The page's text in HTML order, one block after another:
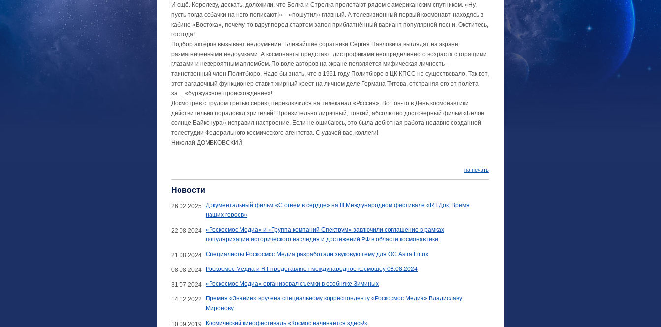
И ещё. Королёву, дескать, доложили, что Белка и Стрелка пролетают рядом с американским спутником. «Ну,
пусть тогда собачки на него пописают!» – «пошутил» главный. А телевизионный первый космонавт, находясь в
кабине «Востока», почему-то вдруг перед стартом запел приблатнённый вариант популярной песни. Окститесь,
господа!
Подбор актёров вызывает недоумение. Ближайшие соратники Сергея Павловича выглядят на экране
размагниченными недоумками. А космонавты предстают дистрофиками неопределённого возраста с горящими
глазами и невероятным апломбом. По воле авторов на экране появляется мифическая личность –
таинственный член Политбюро. Надо бы знать, что в 1961 году Политбюро в ЦК КПСС не существовало. Так вот,
этот загадочный функционер ставит жирный крест на личном деле Германа Титова, отстраняя его от полёта
за… «буржуазное происхождение»!
Досмотрев с трудом третью серию, переключился на телеканал «Россия». Вот он-то в День космонавтики
действительно порадовал зрителей! Пронзительно лиричный, тонкий, абсолютно достоверный фильм «Белое
солнце Байконура» исправил настроение. Если не ошибаюсь, это была дебютная работа недавно созданной
телестудии Федерального космического агентства. С удачей вас, коллеги!
Николай ДОМБКОВСКИЙ
на печать
Новости
26 02 2025
Документальный фильм «С огнём в сердце» на III Международном фестивале «RТ.Док: Время
наших героев»
22 08 2024 «Роскосмос Медиа» и «Группа компаний Спектрум» заключили соглашение в рамках
популяризации исторического наследия и достижений РФ в области космонавтики
21 08 2024 Специалисты Роскосмос Медиа разработали звуковую тему для ОС Astra Linux
08 08 2024 Роскосмос Медиа и RT представляет международное космошоу 08.08.2024
31 07 2024 «Роскосмос Медиа» организовал съемки в особняке Зиминых
14 12 2022
Премия «Знание» вручена специальному корреспонденту «Роскосмос Медиа» Владиславу
Миронову
10 09 2019 Космический кинофестиваль «Космос начинается здесь!»